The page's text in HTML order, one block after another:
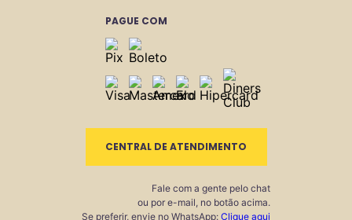
PAGUE COM
CENTRAL DE ATENDIMENTO
Fale com a gente pelo chat
ou por e-mail, no botão acima.
Se preferir, envie no WhatsApp: Clique aqui